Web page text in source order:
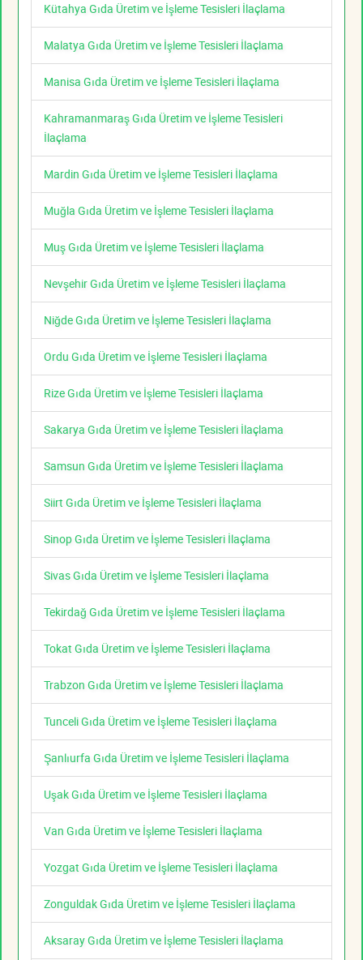
Kütahya Gıda Üretim ve İşleme Tesisleri İlaçlama
Malatya Gıda Üretim ve İşleme Tesisleri İlaçlama
Manisa Gıda Üretim ve İşleme Tesisleri İlaçlama
Kahramanmaraş Gıda Üretim ve İşleme Tesisleri
İlaçlama
Mardin Gıda Üretim ve İşleme Tesisleri İlaçlama
Muğla Gıda Üretim ve İşleme Tesisleri İlaçlama
Muş Gıda Üretim ve İşleme Tesisleri İlaçlama
Nevşehir Gıda Üretim ve İşleme Tesisleri İlaçlama
Niğde Gıda Üretim ve İşleme Tesisleri İlaçlama
Ordu Gıda Üretim ve İşleme Tesisleri İlaçlama
Rize Gıda Üretim ve İşleme Tesisleri İlaçlama
Sakarya Gıda Üretim ve İşleme Tesisleri İlaçlama
Samsun Gıda Üretim ve İşleme Tesisleri İlaçlama
Siirt Gıda Üretim ve İşleme Tesisleri İlaçlama
Sinop Gıda Üretim ve İşleme Tesisleri İlaçlama
Sivas Gıda Üretim ve İşleme Tesisleri İlaçlama
Tekirdağ Gıda Üretim ve İşleme Tesisleri İlaçlama
Tokat Gıda Üretim ve İşleme Tesisleri İlaçlama
Trabzon Gıda Üretim ve İşleme Tesisleri İlaçlama
Tunceli Gıda Üretim ve İşleme Tesisleri İlaçlama
Şanlıurfa Gıda Üretim ve İşleme Tesisleri İlaçlama
Uşak Gıda Üretim ve İşleme Tesisleri İlaçlama
Van Gıda Üretim ve İşleme Tesisleri İlaçlama
Yozgat Gıda Üretim ve İşleme Tesisleri İlaçlama
Zonguldak Gıda Üretim ve İşleme Tesisleri İlaçlama
Aksaray Gıda Üretim ve İşleme Tesisleri İlaçlama